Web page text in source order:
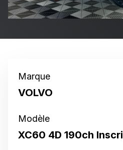
Marque
VOLVO
Modèle
XC60 4D 190ch